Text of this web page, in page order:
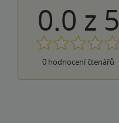
0.0 z 5
0 hodnocení čtenářů